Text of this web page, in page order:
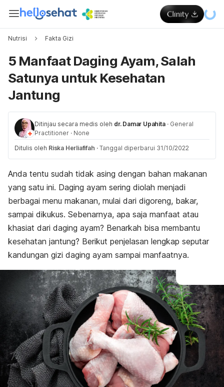
Nutrisi Fakta Gizi
5 Manfaat Daging Ayam, Salah
Satunya untuk Kesehatan
Jantung
Ditinjau secara medis oleh dr. Damar Upahita · General
Practitioner · None
Ditulis oleh Riska Herliafifah · Tanggal diperbarui 31/10/2022
Anda tentu sudah tidak asing dengan bahan makanan
yang satu ini. Daging ayam sering diolah menjadi
berbagai menu makanan, mulai dari digoreng, bakar,
sampai dikukus. Sebenarnya, apa saja manfaat atau
khasiat dari daging ayam? Benarkah bisa membantu
kesehatan jantung? Berikut penjelasan lengkap seputar
kandungan gizi daging ayam sampai manfaatnya.